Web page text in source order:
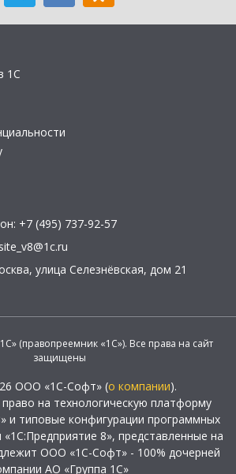
1С
+7 (495) 737-92-57
site_v8@1c.ru
, улица Селезнёвская, дом 21
(правопреемник «1С»). Все права на сайт
защищены
ООО «1С-Софт» (о компании).
на технологическую платформу
и типовые конфигурации программных
8», представленные на
ООО «1С-Софт» - 100% дочерней
АО «Группа 1С»